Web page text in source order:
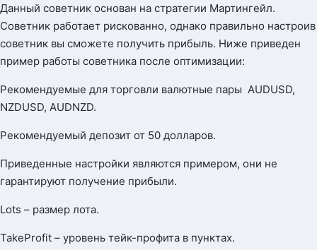
Данный советник основан на стратегии Мартингейл.
Советник работает рискованно, однако правильно настроив
советник вы сможете получить прибыль. Ниже приведен
пример работы советника после оптимизации:
Рекомендуемые для торговли валютные пары AUDUSD,
NZDUSD, AUDNZD.
Рекомендуемый депозит от 50 долларов.
Приведенные настройки являются примером, они не
гарантируют получение прибыли.
Lots – размер лота.
TakeProfit – уровень тейк-профита в пунктах.